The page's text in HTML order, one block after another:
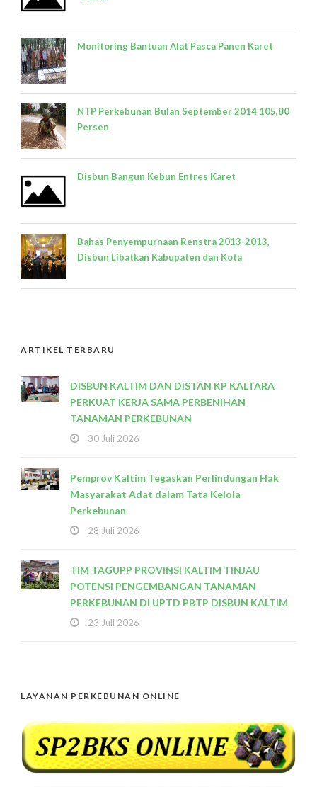
Monitoring Bantuan Alat Pasca Panen Karet
NTP Perkebunan Bulan September 2014 105,80
Persen
Disbun Bangun Kebun Entres Karet
Bahas Penyempurnaan Renstra 2013-2013,
Disbun Libatkan Kabupaten dan Kota
ARTIKEL TERBARU
DISBUN KALTIM DAN DISTAN KP KALTARA
PERKUAT KERJA SAMA PERBENIHAN
TANAMAN PERKEBUNAN
30 Juli 2026
Pemprov Kaltim Tegaskan Perlindungan Hak
Masyarakat Adat dalam Tata Kelola
Perkebunan
28 Juli 2026
TIM TAGUPP PROVINSI KALTIM TINJAU
POTENSI PENGEMBANGAN TANAMAN
PERKEBUNAN DI UPTD PBTP DISBUN KALTIM
23 Juli 2026
LAYANAN PERKEBUNAN ONLINE